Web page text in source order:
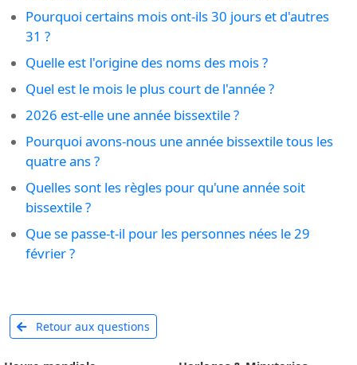
Pourquoi certains mois ont-ils 30 jours et d'autres
31 ?
Quelle est l'origine des noms des mois ?
Quel est le mois le plus court de l'année ?
2026 est-elle une année bissextile ?
Pourquoi avons-nous une année bissextile tous les
quatre ans ?
Quelles sont les règles pour qu'une année soit
bissextile ?
Que se passe-t-il pour les personnes nées le 29
février ?
Retour aux questions